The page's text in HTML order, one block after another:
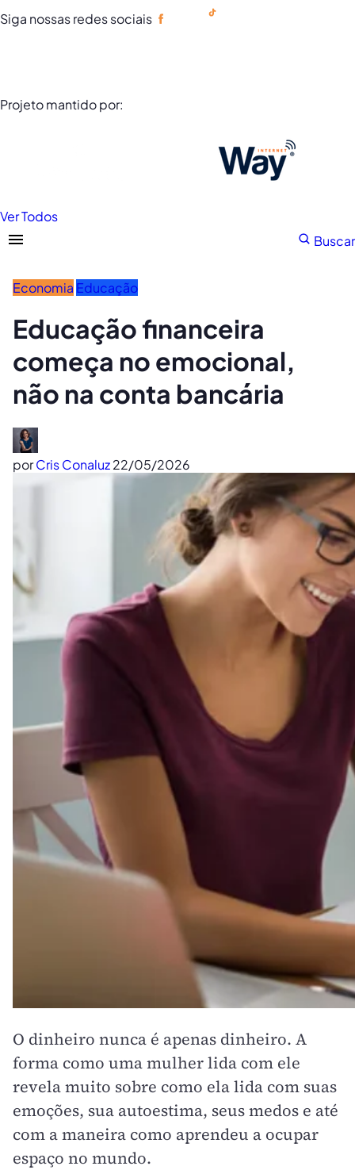
Siga nossas redes sociais
Projeto mantido por:
Ver Todos
Buscar
Economia Educação
Educação financeira
começa no emocional,
não na conta bancária
porCris Conaluz22/05/2026
O dinheiro nunca é apenas dinheiro. A
forma como uma mulher lida com ele
revela muito sobre como ela lida com suas
emoções, sua autoestima, seus medos e até
com a maneira como aprendeu a ocupar
espaço no mundo.